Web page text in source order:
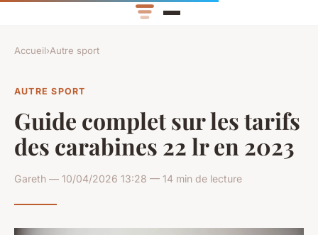
Accueil›Autre sport
AUTRE SPORT
Guide complet sur les tarifs
des carabines 22 lr en 2023
Gareth — 10/04/2026 13:28 — 14 min de lecture